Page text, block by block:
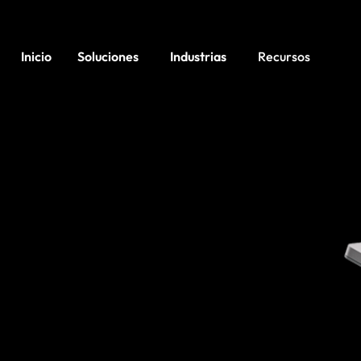
Inicio Soluciones Industrias Recursos